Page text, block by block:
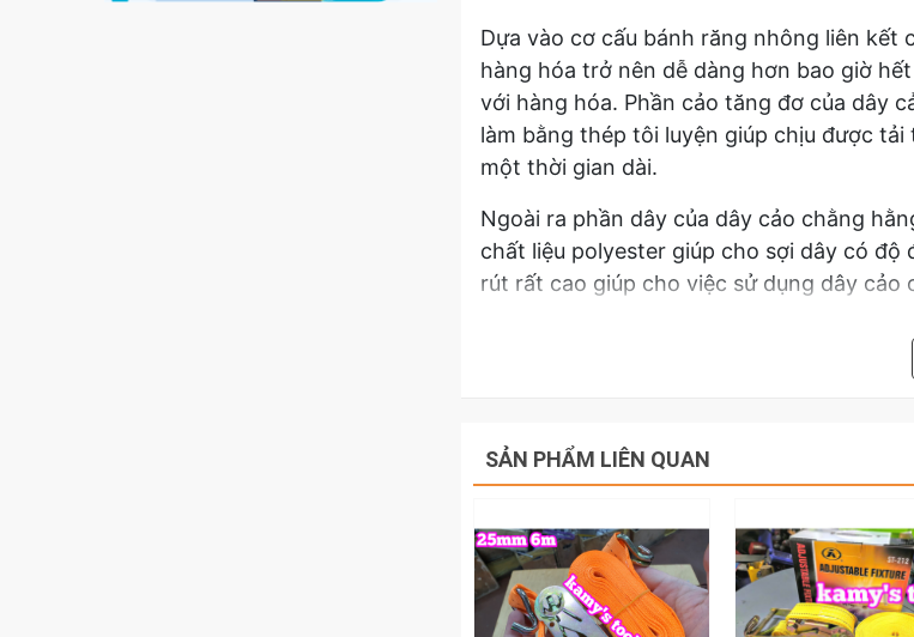
Dựa vào cơ cấu bánh răng nhông liên kết
hàng hóa trở nên dễ dàng hơn bao giờ
với hàng hóa. Phần cảo tăng đơ của dây
làm bằng thép tôi luyện giúp chịu được
một thời gian dài.
Ngoài ra phần dây của dây cảo chằng
chất liệu polyester giúp cho sợi dây có
rút rất cao giúp cho việc sử dụng dây
Hãy liên hệ với kamytools để biết thêm
SẢN PHẨM LIÊN QUAN